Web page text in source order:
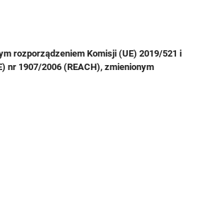
rozporządzeniem Komisji (UE) 2019/521 i
nr 1907/2006 (REACH), zmienionym